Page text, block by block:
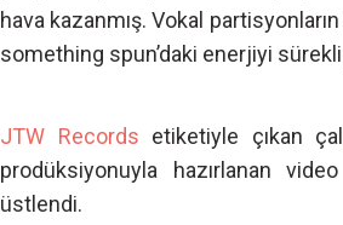
hava kazanmış. Vokal
something spun’daki enerjiyi
JTW Records etiketiyle çıkan
prodüksiyonuyla hazırlanan
üstlendi.